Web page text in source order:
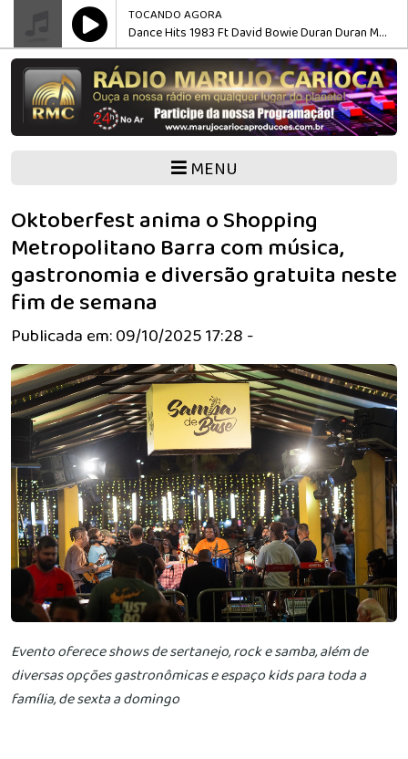
TOCANDO AGORA
Dance Hits 1983 Ft David Bowie Duran Duran Michael Jackson Wham Irene Cara Eurythmics more
MENU
Oktoberfest anima o Shopping
Metropolitano Barra com música,
gastronomia e diversão gratuita neste
fim de semana
Publicada em: 09/10/2025 17:28 -
Evento oferece shows de sertanejo, rock e samba, além de
diversas opções gastronômicas e espaço kids para toda a
família, de sexta a domingo